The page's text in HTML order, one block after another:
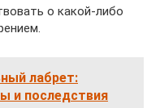
о какой-либо
лабрет:
и последствия